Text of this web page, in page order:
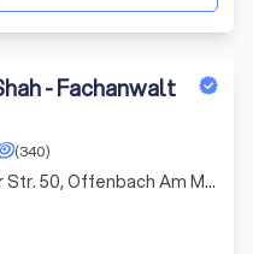
- Fachanwalt
(340)
Frankfurter Str. 50, Offenbach Am Main